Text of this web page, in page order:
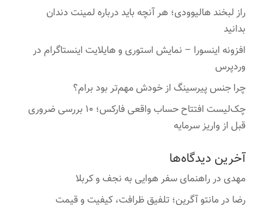
راز لبخند هالیوودی؛ هر آنچه باید درباره لمینت دندان
بدانید
افزونه اینسورا – نمایش استوری و هایلایت اینستاگرام در
وردپرس
چرا جنس پیرسینگ از خودش مهم‌تر بود برام؟
چک‌لیست افتتاح حساب واقعی فارکس؛ ۱۰ بررسی ضروری
قبل از واریز سرمایه
آخرین دیدگاه‌ها
مهدیدرراهنمای سفر هوایی به نجف و کربلا
رضا درمانتو آگرین؛ تلفیق ظرافت، کیفیت و قیمت